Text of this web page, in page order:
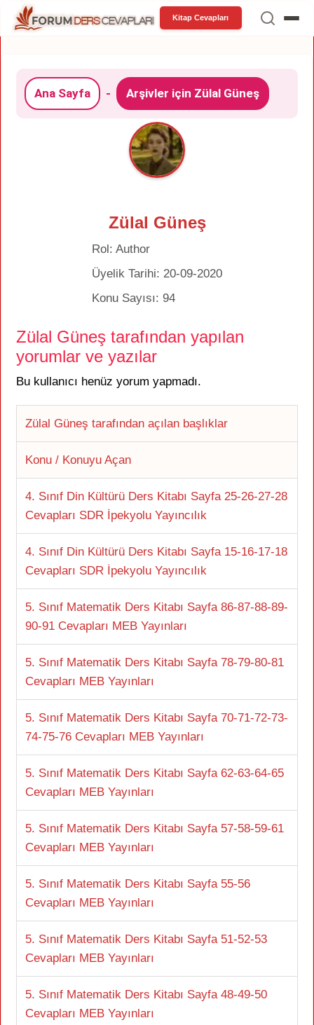
Kitap Cevapları
Ana Sayfa - Arşivler için Zülal Güneş
Zülal Güneş
Rol: Author
Üyelik Tarihi: 20-09-2020
Konu Sayısı: 94
Zülal Güneş tarafından yapılan
yorumlar ve yazılar
Bu kullanıcı henüz yorum yapmadı.
Zülal Güneş tarafından açılan başlıklar
Konu / Konuyu Açan
4. Sınıf Din Kültürü Ders Kitabı Sayfa 25-26-27-28
Cevapları SDR İpekyolu Yayıncılık
4. Sınıf Din Kültürü Ders Kitabı Sayfa 15-16-17-18
Cevapları SDR İpekyolu Yayıncılık
5. Sınıf Matematik Ders Kitabı Sayfa 86-87-88-89-
90-91 Cevapları MEB Yayınları
5. Sınıf Matematik Ders Kitabı Sayfa 78-79-80-81
Cevapları MEB Yayınları
5. Sınıf Matematik Ders Kitabı Sayfa 70-71-72-73-
74-75-76 Cevapları MEB Yayınları
5. Sınıf Matematik Ders Kitabı Sayfa 62-63-64-65
Cevapları MEB Yayınları
5. Sınıf Matematik Ders Kitabı Sayfa 57-58-59-61
Cevapları MEB Yayınları
5. Sınıf Matematik Ders Kitabı Sayfa 55-56
Cevapları MEB Yayınları
5. Sınıf Matematik Ders Kitabı Sayfa 51-52-53
Cevapları MEB Yayınları
5. Sınıf Matematik Ders Kitabı Sayfa 48-49-50
Cevapları MEB Yayınları